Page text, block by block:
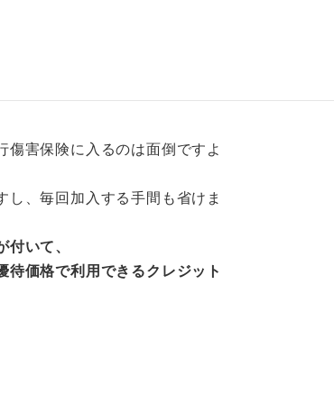
傷害保険に入るのは面倒ですよ
し、毎回加入する手間も省けま
付いて、
待価格で利用できるクレジット